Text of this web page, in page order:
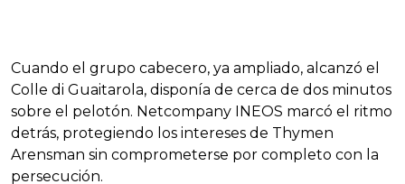
Cuando el grupo cabecero, ya ampliado, alcanzó el
Colle di Guaitarola, disponía de cerca de dos minutos
sobre el pelotón. Netcompany INEOS marcó el ritmo
detrás, protegiendo los intereses de Thymen
Arensman sin comprometerse por completo con la
persecución.